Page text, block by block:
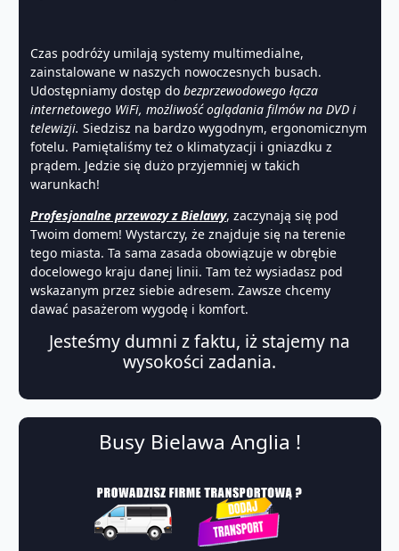
Czas podróży umilają systemy multimedialne,
zainstalowane w naszych nowoczesnych busach.
Udostępniamy dostęp do bezprzewodowego łącza
internetowego WiFi, możliwość oglądania filmów na DVD i
telewizji. Siedzisz na bardzo wygodnym, ergonomicznym
fotelu. Pamiętaliśmy też o klimatyzacji i gniazdku z
prądem. Jedzie się dużo przyjemniej w takich
warunkach!
Profesjonalne przewozy z Bielawy, zaczynają się pod
Twoim domem! Wystarczy, że znajduje się na terenie
tego miasta. Ta sama zasada obowiązuje w obrębie
docelowego kraju danej linii. Tam też wysiadasz pod
wskazanym przez siebie adresem. Zawsze chcemy
dawać pasażerom wygodę i komfort.
Jesteśmy dumni z faktu, iż stajemy na
wysokości zadania.
Busy Bielawa Anglia !